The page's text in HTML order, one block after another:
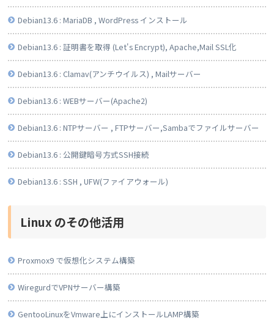
Debian13.6 : MariaDB , WordPress インストール
Debian13.6 : 証明書を取得 (Let's Encrypt), Apache,Mail SSL化
Debian13.6 : Clamav(アンチウイルス) , Mailサーバー
Debian13.6 : WEBサーバー(Apache2)
Debian13.6 : NTPサーバー , FTPサーバー,Sambaでファイルサーバー
Debian13.6 : 公開鍵暗号方式SSH接続
Debian13.6 : SSH , UFW(ファイアウォール)
Linux のその他活用
Proxmox9 で仮想化システム構築
WiregurdでVPNサーバー構築
GentooLinuxをVmware上にインストールLAMP構築